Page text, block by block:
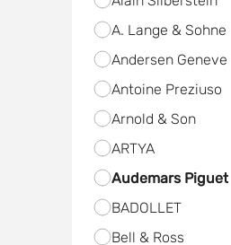
A. Lange & Sohne
Andersen Geneve
Antoine Preziuso
Arnold & Son
ARTYA
Audemars Piguet
BADOLLET
Bell & Ross